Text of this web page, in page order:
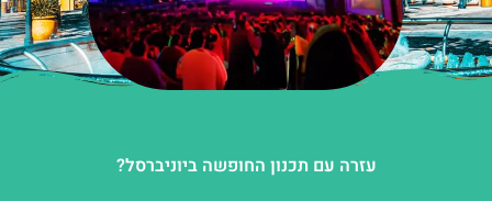
עזרה עם תכנון החופשה ביוניברסל?